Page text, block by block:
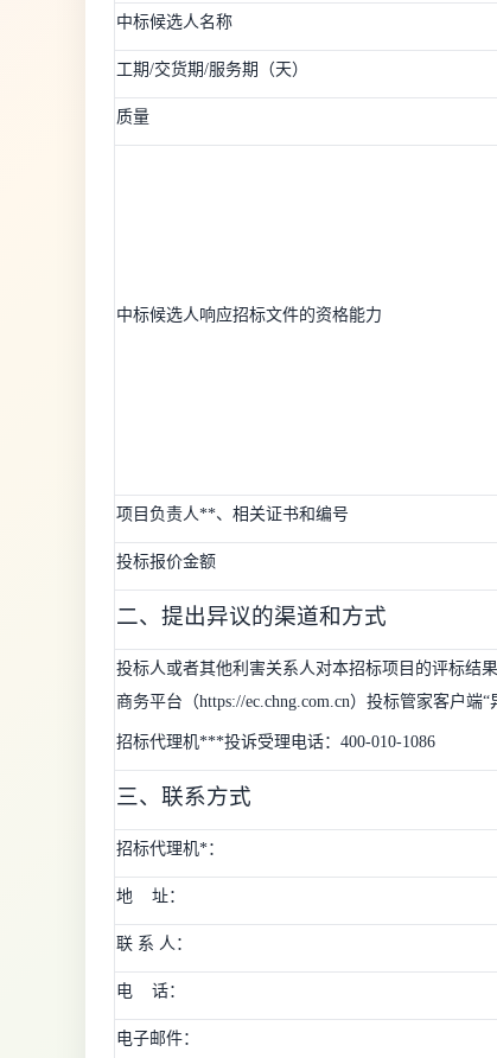
中标候选人名称
工期/交货期/服务期（天）
质量
中标候选人响应招标文件的资格能力
项目负责人**、相关证书和编号
投标报价金额
二、提出异议的渠道和方式
投标人或者其他利害关系人对本招标项目的评标结
商务平台（https://ec.chng.com.cn）投标管家客户端
招标代理机***投诉受理电话：400-010-1086
三、联系方式
招标代理机*：
地 址：
联 系 人：
电 话：
电子邮件：